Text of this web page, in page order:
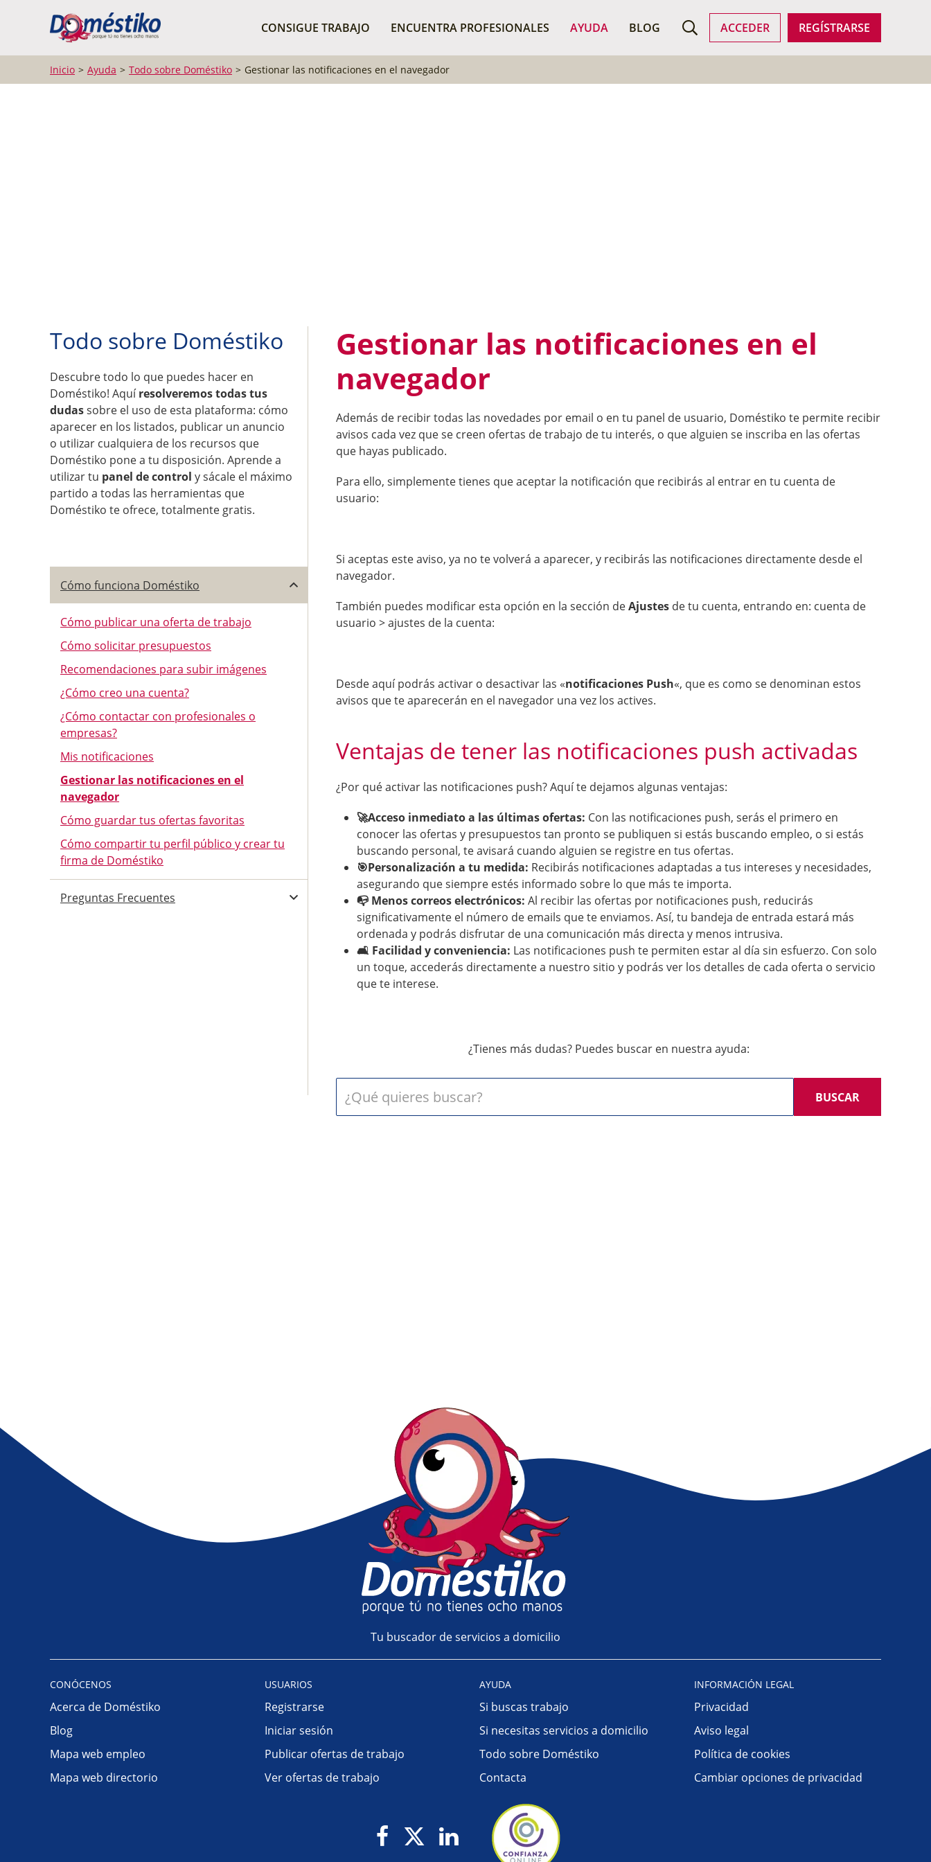
CONSIGUE TRABAJO ENCUENTRA PROFESIONALES AYUDA BLOG ACCEDER REGÍSTRARSE
BUSCAR AYUDA
Inicio Ayuda Todo sobre Doméstiko Gestionar las notificaciones en el navegador
Gestionar las notificaciones en el
navegador
Además de recibir todas las novedades por email o en tu panel de usuario, Doméstiko te permite recibir
avisos cada vez que se creen ofertas de trabajo de tu interés, o que alguien se inscriba en las ofertas
que hayas publicado.
Para ello, simplemente tienes que aceptar la notificación que recibirás al entrar en tu cuenta de
usuario:
Si aceptas este aviso, ya no te volverá a aparecer, y recibirás las notificaciones directamente desde el
navegador.
También puedes modificar esta opción en la sección deAjustes de tu cuenta, entrando en: cuenta de
usuario > ajustes de la cuenta:
Desde aquí podrás activar o desactivar las «notificaciones Push«, que es como se denominan estos
avisos que te aparecerán en el navegador una vez los actives.
Ventajas de tener las notificaciones push activadas
¿Por qué activar las notificaciones push? Aquí te dejamos algunas ventajas:
🚀Acceso inmediato a las últimas ofertas: Con las notificaciones push, serás el primero en
conocer las ofertas y presupuestos tan pronto se publiquen si estás buscando empleo, o si estás
buscando personal, te avisará cuando alguien se registre en tus ofertas.
🎯Personalización a tu medida: Recibirás notificaciones adaptadas a tus intereses y necesidades,
asegurando que siempre estés informado sobre lo que más te importa.
📭 Menos correos electrónicos:Al recibir las ofertas por notificaciones push, reducirás
significativamente el número de emails que te enviamos. Así, tu bandeja de entrada estará más
ordenada y podrás disfrutar de una comunicación más directa y menos intrusiva.
🛋️ Facilidad y conveniencia: Las notificaciones push te permiten estar al día sin esfuerzo. Con solo
un toque, accederás directamente a nuestro sitio y podrás ver los detalles de cada oferta o servicio
que te interese.
¿Tienes más dudas? Puedes buscar en nuestra ayuda:
BUSCAR
Todo sobre Doméstiko
Descubre todo lo que puedes hacer en
Doméstiko! Aquíresolveremos todas tus
dudassobre el uso de esta plataforma: cómo
aparecer en los listados, publicar un anuncio
o utilizar cualquiera de los recursos que
Doméstiko pone a tu disposición. Aprende a
utilizar tu panel de control y sácale el máximo
partido a todas las herramientas que
Doméstiko te ofrece, totalmente gratis.
Cómo funciona Doméstiko
Cómo publicar una oferta de trabajo
Cómo solicitar presupuestos
Recomendaciones para subir imágenes
¿Cómo creo una cuenta?
¿Cómo contactar con profesionales o
empresas?
Mis notificaciones
Gestionar las notificaciones en el
navegador
Cómo guardar tus ofertas favoritas
Cómo compartir tu perfil público y crear tu
firma de Doméstiko
Preguntas Frecuentes
Tu buscador de servicios a domicilio
CONÓCENOS
Acerca de Doméstiko
Blog
Mapa web empleo
Mapa web directorio
USUARIOS
Registrarse
Iniciar sesión
Publicar ofertas de trabajo
Ver ofertas de trabajo
AYUDA
Si buscas trabajo
Si necesitas servicios a domicilio
Todo sobre Doméstiko
Contacta
INFORMACIÓN LEGAL
Privacidad
Aviso legal
Política de cookies
Cambiar opciones de privacidad